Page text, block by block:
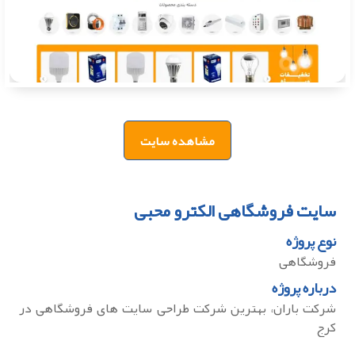
مشاهده سایت
سایت فروشگاهی الکترو محبی
نوع پروژه
فروشگاهی
درباره پروژه
شرکت باران، بهترین شرکت طراحی سایت‌ های فروشگاهی در
کرج